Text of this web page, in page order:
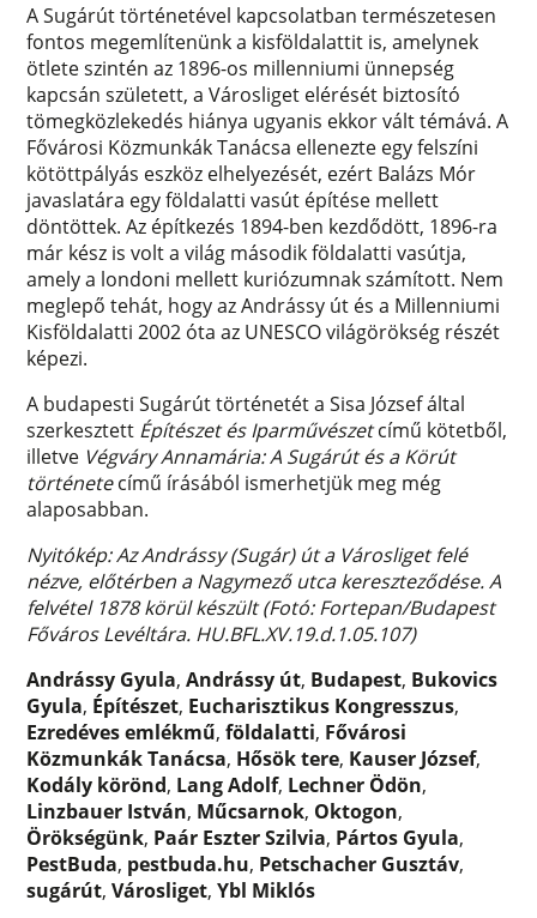
A Sugárút történetével kapcsolatban természetesen
fontos megemlítenünk a kisföldalattit is, amelynek
ötlete szintén az 1896-os millenniumi ünnepség
kapcsán született, a Városliget elérését biztosító
tömegközlekedés hiánya ugyanis ekkor vált témává. A
Fővárosi Közmunkák Tanácsa ellenezte egy felszíni
kötöttpályás eszköz elhelyezését, ezért Balázs Mór
javaslatára egy földalatti vasút építése mellett
döntöttek. Az építkezés 1894-ben kezdődött, 1896-ra
már kész is volt a világ második földalatti vasútja,
amely a londoni mellett kuriózumnak számított. Nem
meglepő tehát, hogy az Andrássy út és a Millenniumi
Kisföldalatti 2002 óta az UNESCO világörökség részét
képezi.
A budapesti Sugárút történetét a Sisa József által
szerkesztett Építészet és Iparművészetcímű kötetből,
illetve Végváry Annamária: A Sugárút és a Körút
történetecímű írásából ismerhetjük meg még
alaposabban.
Nyitókép: Az Andrássy (Sugár) út a Városliget felé
nézve, előtérben a Nagymező utca kereszteződése. A
felvétel 1878 körül készült (Fotó: Fortepan/Budapest
Főváros Levéltára. HU.BFL.XV.19.d.1.05.107)
Andrássy Gyula,Andrássy út, Budapest, Bukovics
Gyula, Építészet, Eucharisztikus Kongresszus,
Ezredéves emlékmű,földalatti, Fővárosi
Közmunkák Tanácsa, Hősök tere, Kauser József,
Kodály körönd, Lang Adolf, Lechner Ödön,
Linzbauer István, Műcsarnok, Oktogon,
Örökségünk, Paár Eszter Szilvia, Pártos Gyula,
PestBuda, pestbuda.hu, Petschacher Gusztáv,
sugárút,Városliget,Ybl Miklós